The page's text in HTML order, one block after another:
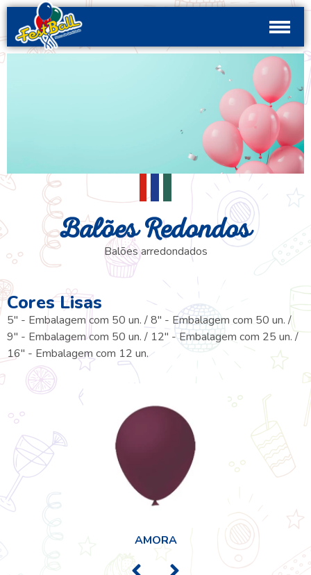
Balões Redondos
Balões arredondados
Cores Lisas
5" - Embalagem com 50 un. / 8" - Embalagem com 50 un. /
9" - Embalagem com 50 un. / 12" - Embalagem com 25 un. /
16" - Embalagem com 12 un.
AMORA